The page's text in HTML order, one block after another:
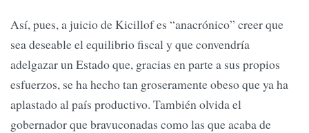
Así, pues, a juicio de Kicillof es “anacrónico” creer que
sea deseable el equilibrio fiscal y que convendría
adelgazar un Estado que, gracias en parte a sus propios
esfuerzos, se ha hecho tan groseramente obeso que ya ha
aplastado al país productivo. También olvida el
gobernador que bravuconadas como las que acaba de